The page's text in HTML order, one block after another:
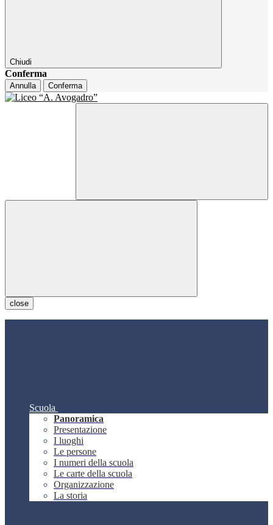
Chiudi
Conferma
Annulla Conferma
close
Scuola
Panoramica
Presentazione
I luoghi
Le persone
I numeri della scuola
Le carte della scuola
Organizzazione
La storia